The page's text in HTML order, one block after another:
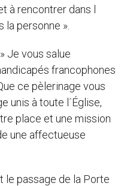
à rencontrer dans l
la personne ».
Je vous salue
francophones
ce pèlerinage vous
unis à toute l´Église,
place et une mission
une affectueuse
le passage de la Porte